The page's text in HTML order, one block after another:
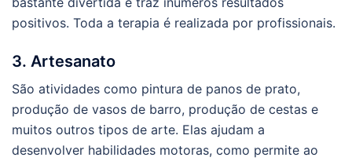
positivos. Toda a terapia é realizada por profissionais.
3. Artesanato
São atividades como pintura de panos de prato,
produção de vasos de barro, produção de cestas e
muitos outros tipos de arte. Elas ajudam a
desenvolver habilidades motoras, como permite ao